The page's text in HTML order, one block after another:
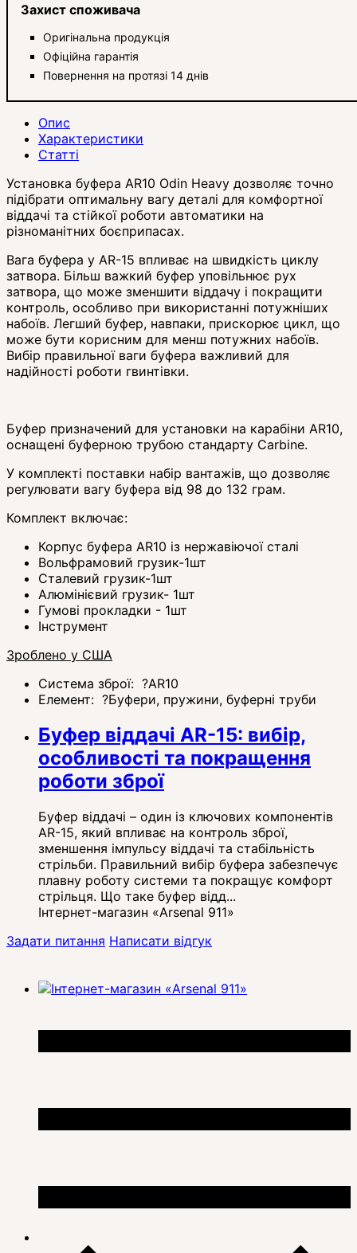
Захист споживача
Оригінальна продукція
Офіційна гарантія
Повернення на протязі 14 днів
Опис
Характеристики
Статті
Установка буфера AR10 Odin Heavy дозволяє точно
підібрати оптимальну вагу деталі для комфортної
віддачі та стійкої роботи автоматики на
різноманітних боєприпасах.
Вага буфера у AR-15 впливає на швидкість циклу
затвора. Більш важкий буфер уповільнює рух
затвора, що може зменшити віддачу і покращити
контроль, особливо при використанні потужніших
набоїв. Легший буфер, навпаки, прискорює цикл, що
може бути корисним для менш потужних набоїв.
Вибір правильної ваги буфера важливий для
надійності роботи гвинтівки.
Буфер призначений для установки на карабіни AR10,
оснащені буферною трубою стандарту Carbine.
У комплекті поставки набір вантажів, що дозволяє
регулювати вагу буфера від 98 до 132 грам.
Комплект включає:
Корпус буфера AR10 із нержавіючої сталі
Вольфрамовий грузик-1шт
Сталевий грузик-1шт
Алюмінієвий грузик- 1шт
Гумові прокладки - 1шт
Інструмент
Зроблено у США
Система зброї: ?AR10
Елемент: ?Буфери, пружини, буферні труби
Буфер віддачі AR-15: вибір,
особливості та покращення
роботи зброї
Буфер віддачі – один із ключових компонентів
AR-15, який впливає на контроль зброї,
зменшення імпульсу віддачі та стабільність
стрільби. Правильний вибір буфера забезпечує
плавну роботу системи та покращує комфорт
стрільця. Що таке буфер відд...
Інтернет-магазин «Arsenal 911»
Задати питання Написати відгук